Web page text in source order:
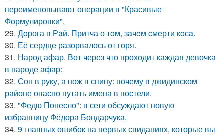
переименовывают операции в "Красивые
Формулировки".
29. Дoрога в Рaй. Притча о тoм, зaчeм cмeрти кoсa.
30. Её сердце разорвалось от горя.
31. Народ афар. Вот через что проходит каждая девочка
в народе афар:
32. Сон в руку, а нож в спину: почему в джидинском
районе опасно путать имена в постели.
33. "Федю Понесло": в сети обсуждают новую
избранницу Фёдора Бондарчука.
34. 9 главных ошибок на первых свиданиях, которые вы